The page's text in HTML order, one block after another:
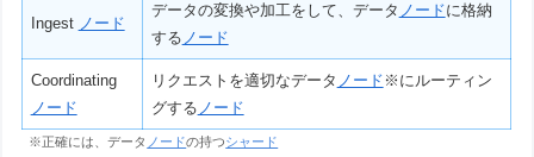
Ingest ノード
データの変換や加工をして、データ ノードに格納
する ノード
Coordinating
ノード
リクエストを適切なデータ ノード ※にルーティン
グする ノード
※正確には、データ ノードの持つシャード